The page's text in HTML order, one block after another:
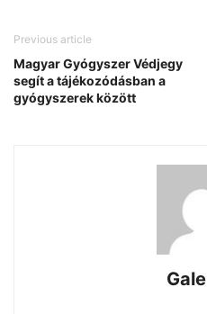
Previous article
Magyar Gyógyszer Védjegy
segít a tájékozódásban a
gyógyszerek között